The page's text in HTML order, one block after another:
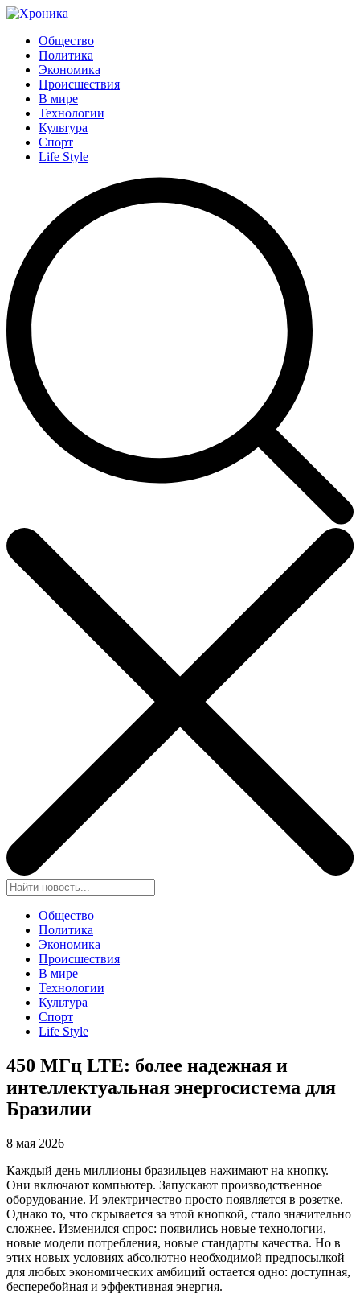
Общество
Политика
Экономика
Происшествия
В мире
Технологии
Культура
Спорт
Life Style
Общество
Политика
Экономика
Происшествия
В мире
Технологии
Культура
Спорт
Life Style
450 МГц LTE: более надежная и
интеллектуальная энергосистема для
Бразилии
8 мая 2026
Каждый день миллионы бразильцев нажимают на кнопку.
Они включают компьютер. Запускают производственное
оборудование. И электричество просто появляется в розетке.
Однако то, что скрывается за этой кнопкой, стало значительно
сложнее. Изменился спрос: появились новые технологии,
новые модели потребления, новые стандарты качества. Но в
этих новых условиях абсолютно необходимой предпосылкой
для любых экономических амбиций остается одно: доступная,
бесперебойная и эффективная энергия.